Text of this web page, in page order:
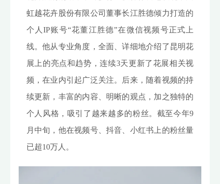
虹越花卉股份有限公司董事长江胜德倾力打造的
个人IP账号“花董江胜德”在微信视频号正式上
线。他从专业角度，全面、详细地介绍了昆明花
展上的亮点和趋势，连续3天更新了花展相关视
频，在业内引起广泛关注。后来，随着视频的持
续更新，丰富的内容、明晰的观点，加之独特的
个人风格，吸引了越来越多的粉丝。截至今年9
月中旬，他在视频号、抖音、小红书上的粉丝量
已超10万人。